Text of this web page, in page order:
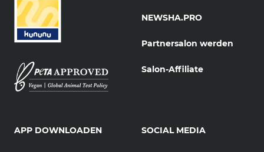
NEWSHA.PRO
Partnersalon werden
Salon-Affiliate
APP DOWNLOADEN SOCIAL MEDIA